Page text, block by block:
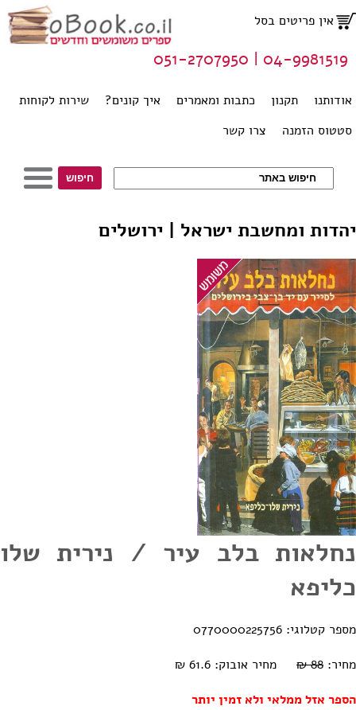
אין פריטים בסל
אודותנו תקנון כתבות ומאמרים איך קונים?
שירות לקוחות
סטטוס הזמנה
צרו קשר
04-9981519 | 051-2707950
יהדות ומחשבת ישראל | ירושלים
נחלאות בלב עיר / נירית שלו
כליפא
מספר קטלוגי: 0770000225756
מחיר: 88 ₪
מחיר אובוק: 61.6 ₪
הספר אזל ממלאי ולא זמין יותר